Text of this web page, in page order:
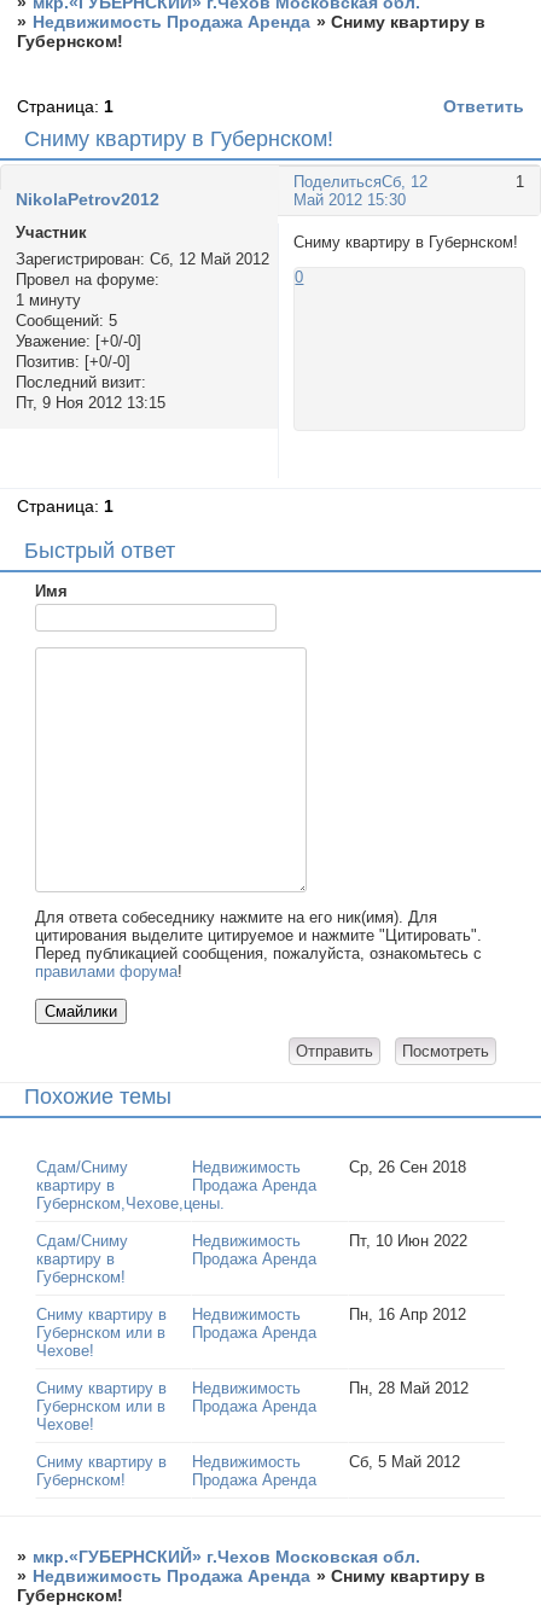
» Недвижимость Продажа Аренда »Сниму квартиру в
Губернском!
Сниму квартиру в Губернском!
Страница: 1 Ответить
Поделиться 1
Сб, 12
Май 2012 15:30
NikolaPetrov2012
Участник
Зарегистрирован: Сб, 12 Май 2012
Провел на форуме:
1 минуту
Сообщений: 5
Уважение: [+0/-0]
Позитив: [+0/-0]
Последний визит:
Пт, 9 Ноя 2012 13:15
Сниму квартиру в Губернском!
0
Страница: 1
Быстрый ответ
Имя
Для ответа собеседнику нажмите на его ник(имя). Для
цитирования выделите цитируемое и нажмите "Цитировать".
Перед публикацией сообщения, пожалуйста, ознакомьтесь с
правилами форума!
Похожие темы
Сдам/Сниму
квартиру в
Губернском,Чехове,цены.
Недвижимость
Продажа Аренда
Ср, 26 Сен 2018
Сдам/Сниму
квартиру в
Губернском!
Недвижимость
Продажа Аренда
Пт, 10 Июн 2022
Сниму квартиру в
Губернском или в
Чехове!
Недвижимость
Продажа Аренда
Пн, 16 Апр 2012
Сниму квартиру в
Губернском или в
Чехове!
Недвижимость
Продажа Аренда
Пн, 28 Май 2012
Сниму квартиру в
Губернском!
Недвижимость
Продажа Аренда
Сб, 5 Май 2012
» мкр.«ГУБЕРНСКИЙ» г.Чехов Московская обл.
» Недвижимость Продажа Аренда »Сниму квартиру в
Губернском!